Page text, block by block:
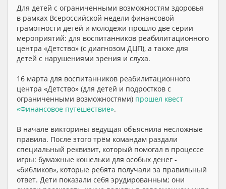
Для детей с ограниченными возможностям здоровья
в рамках Всероссийской недели финансовой
грамотности детей и молодежи прошло две серии
мероприятий: для воспитанников реабилитационного
центра «Детство» (с диагнозом ДЦП), а также для
детей с нарушениями зрения и слуха.
16 марта для воспитанников реабилитационного
центра «Детство» (для детей и подростков с
ограниченными возможностями) прошел квест
«Финансовое путешествие».
В начале викторины ведущая объяснила несложные
правила. После этого трём командам раздали
специальный реквизит, который помогал в процессе
игры: бумажные кошельки для особых денег -
«библиков», которые ребята получали за правильный
ответ. Дети показали себя эрудированным; они